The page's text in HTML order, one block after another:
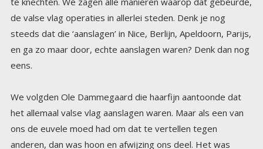
eens.
We volgden Ole Dammegaard die haarfijn aantoonde dat
het allemaal valse vlag aanslagen waren. Maar als een van
ons de euvele moed had om dat te vertellen tegen
anderen, dan was hoon en afwijzing ons deel. Het was
eigenlijk een eenzame tijd. Ook in mijn familie was niemand
wakker, mijn dochter en haar gezin niet, mijn ouders niet,
mijn zussen niet. En in bijna alle vriendenkringen waar ik in
verkeerde, was er niemand met wie ik over deze dingen
kon praten. Allemaal geloofden ze het narratief uit de
kranten en tv.. Hun argumenten leken zo logisch: het kan
nooit zo zijn dat de overheid het slecht met je voorheeft.
Ook bedrijven hebben natuurlijk ook het goede met je voor,
wat denk je nu toch. En een samenzwering dat kan toch
helemaal niet, dan zou er echt wel iemand met het nieuws
naar buiten komen. Nee zo’n geheim in niet houdbaar in een
grote groep. Op dat moment wist ik nog niet van de
pedofiele satanische feestjes waar kinderen worden
geofferd. En de chantage die daarmee wordt gepleegd, en
de straffen als je uit de school durfde klappen. Nee dat wist
ik toen nog allemaal niet. En toen ik daarover hoorde,
reageerde ik net zoals de gemiddelde burger, Nee dat is
echt niet waar, dat doen mensen niet, die hebben toch zelf
ook kinderen. Dat duurde even voor ik voldoende bewijs
had gezien om te kunnen geloven dat dit wel waar is, en